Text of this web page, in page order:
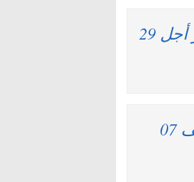
مراكش الجهة للرياضة : مباريات لتوظيف 04 مناصب. آخر أجل 29
وكالة المساكن والتجهيزات العسكرية : مباريات لتوظيف 07